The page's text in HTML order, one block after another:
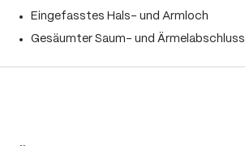
Eingefasstes Hals- und Armloch
Gesäumter Saum- und Ärmelabschluss